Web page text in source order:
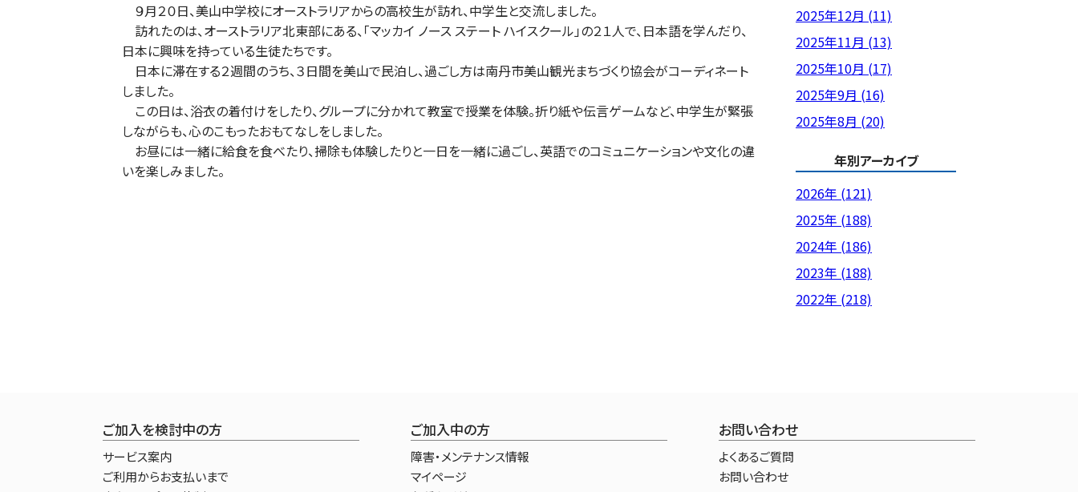
９月２０日、美山中学校にオーストラリアからの高校生が訪れ、中学生と交流しました。
訪れたのは、オーストラリア北東部にある、「マッカイ ノース ステート ハイスクール」の２１人で、日本語を学んだり、
日本に興味を持っている生徒たちです。
日本に滞在する２週間のうち、３日間を美山で民泊し、過ごし方は南丹市美山観光まちづくり協会がコーディネート
しました。
この日は、浴衣の着付けをしたり、グループに分かれて教室で授業を体験。折り紙や伝言ゲームなど、中学生が緊張
しながらも、心のこもったおもてなしをしました。
お昼には一緒に給食を食べたり、掃除も体験したりと一日を一緒に過ごし、英語でのコミュニケーションや文化の違
いを楽しみました。
2025年12月 (11)
2025年11月 (13)
2025年10月 (17)
2025年9月 (16)
2025年8月 (20)
年別アーカイブ
2026年 (121)
2025年 (188)
2024年 (186)
2023年 (188)
2022年 (218)
ご加入を検討中の方
サービス案内
ご利用からお支払いまで
ご加入中の方
障害・メンテナンス情報
マイページ
お問い合わせ
よくあるご質問
お問い合わせ